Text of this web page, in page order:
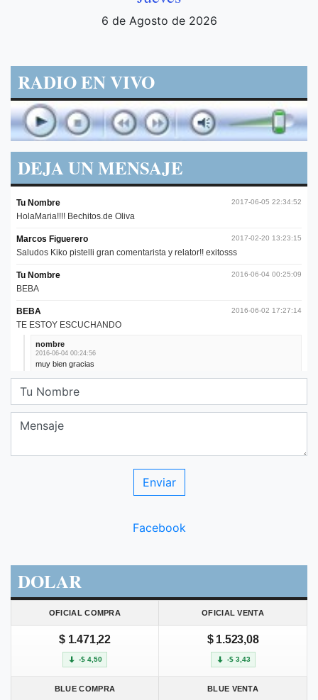
6 de Agosto de 2026
RADIO EN VIVO
DEJA UN MENSAJE
Facebook
DOLAR
OFICIAL COMPRA OFICIAL VENTA
$ 1.471,22
-$ 4,50
$ 1.523,08
-$ 3,43
BLUE COMPRA BLUE VENTA